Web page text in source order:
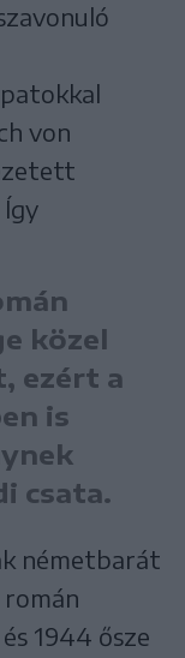
von
közel
ezért a
is
csata.
németbarát
román
1944 ősze